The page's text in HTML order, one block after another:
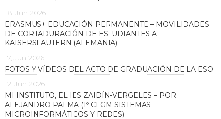
18, Jun 2026
ERASMUS+ EDUCACIÓN PERMANENTE – MOVILIDADES
DE CORTADURACIÓN DE ESTUDIANTES A
KAISERSLAUTERN (ALEMANIA)
17, Jun 2026
FOTOS Y VÍDEOS DEL ACTO DE GRADUACIÓN DE LA ESO
12, Jun 2026
MI INSTITUTO, EL IES ZAIDÍN-VERGELES – POR
ALEJANDRO PALMA (1º CFGM SISTEMAS
MICROINFORMÁTICOS Y REDES)